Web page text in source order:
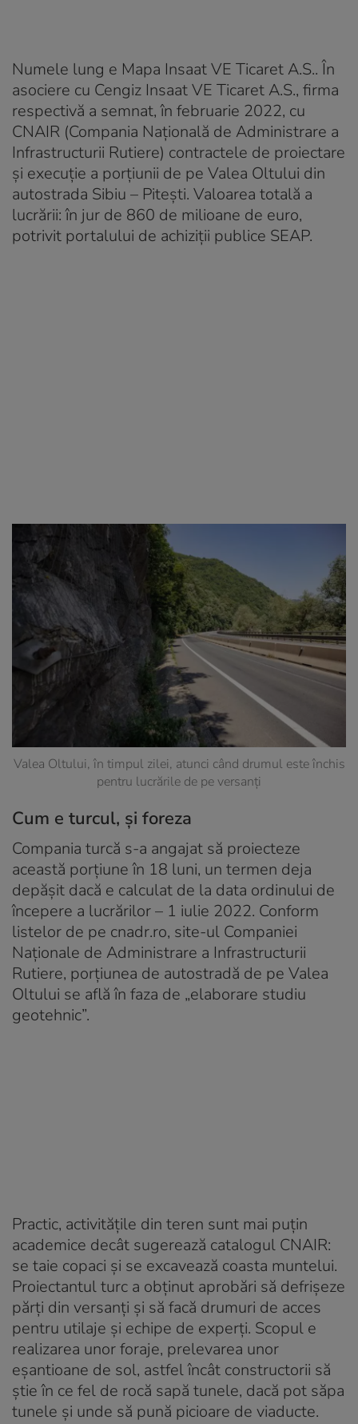
Numele lung e Mapa Insaat VE Ticaret A.S.. În
asociere cu Cengiz Insaat VE Ticaret A.S., firma
respectivă a semnat, în februarie 2022, cu
CNAIR (Compania Națională de Administrare a
Infrastructurii Rutiere) contractele de proiectare
și execuție a porțiunii de pe Valea Oltului din
autostrada Sibiu – Pitești. Valoarea totală a
lucrării: în jur de 860 de milioane de euro,
potrivit portalului de achiziții publice SEAP.
Valea Oltului, în timpul zilei, atunci când drumul este închis
pentru lucrările de pe versanți
Cum e turcul, și foreza
Compania turcă s-a angajat să proiecteze
această porțiune în 18 luni, un termen deja
depășit dacă e calculat de la data ordinului de
începere a lucrărilor – 1 iulie 2022. Conform
listelor de pe cnadr.ro, site-ul Companiei
Naționale de Administrare a Infrastructurii
Rutiere, porțiunea de autostradă de pe Valea
Oltului se află în faza de „elaborare studiu
geotehnic”.
Practic, activitățile din teren sunt mai puțin
academice decât sugerează catalogul CNAIR:
se taie copaci și se excavează coasta muntelui.
Proiectantul turc a obținut aprobări să defrișeze
părți din versanți și să facă drumuri de acces
pentru utilaje și echipe de experți. Scopul e
realizarea unor foraje, prelevarea unor
eșantioane de sol, astfel încât constructorii să
știe în ce fel de rocă sapă tunele, dacă pot săpa
tunele și unde să pună picioare de viaducte.